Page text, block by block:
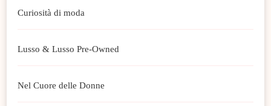
Curiosità di moda
Lusso & Lusso Pre-Owned
Nel Cuore delle Donne